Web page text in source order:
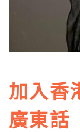
加入香
廣東話